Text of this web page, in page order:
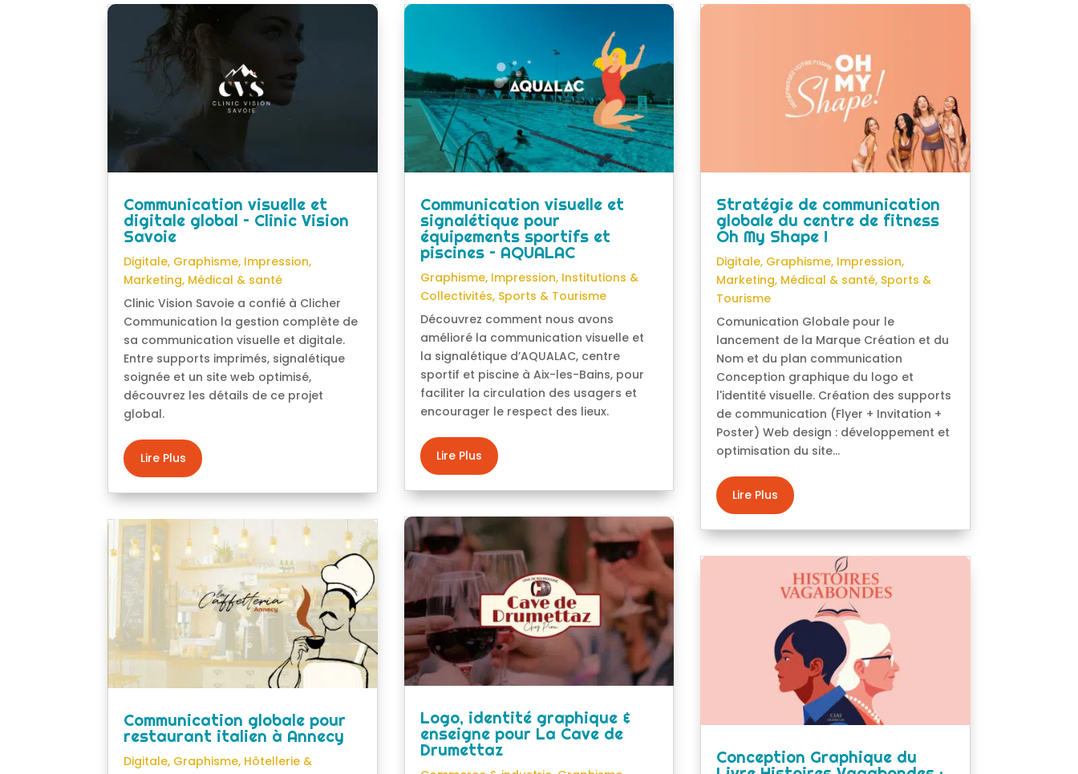
Communication visuelle et
digitale global – Clinic Vision
Savoie
Digitale, Graphisme, Impression,
Marketing, Médical & santé
Clinic Vision Savoie a confié à Clicher
Communication la gestion complète de
sa communication visuelle et digitale.
Entre supports imprimés, signalétique
soignée et un site web optimisé,
découvrez les détails de ce projet
global.
Lire Plus
Communication globale pour
restaurant italien à Annecy
Digitale, Graphisme, Hôtellerie &
Communication visuelle et
signalétique pour
équipements sportifs et
piscines – AQUALAC
Graphisme, Impression, Institutions &
Collectivités, Sports & Tourisme
Découvrez comment nous avons
amélioré la communication visuelle et
la signalétique d’AQUALAC, centre
sportif et piscine à Aix-les-Bains, pour
faciliter la circulation des usagers et
encourager le respect des lieux.
Lire Plus
Logo, identité graphique &
enseigne pour La Cave de
Drumettaz
Stratégie de communication
globale du centre de fitness
Oh My Shape !
Digitale, Graphisme, Impression,
Marketing, Médical & santé, Sports &
Tourisme
Comunication Globale pour le
lancement de la Marque Création et du
Nom et du plan communication
Conception graphique du logo et
l'identité visuelle. Création des supports
de communication (Flyer + Invitation +
Poster) Web design : développement et
optimisation du site...
Lire Plus
Conception Graphique du